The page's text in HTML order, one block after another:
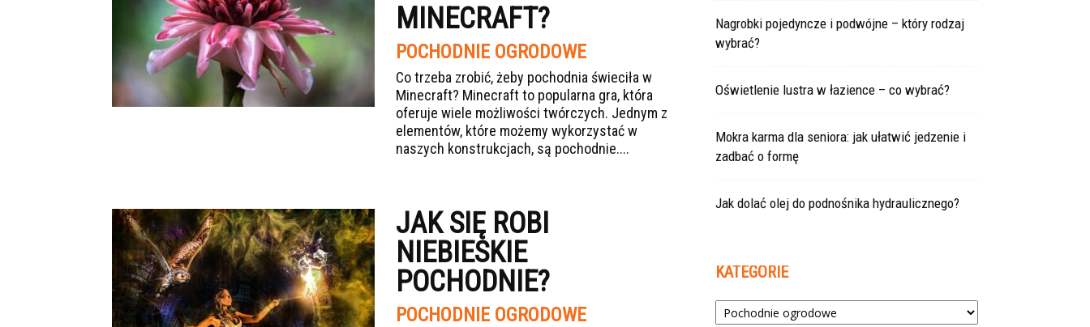
MINECRAFT?
POCHODNIE OGRODOWE
Co trzeba zrobić, żeby pochodnia świeciła w
Minecraft? Minecraft to popularna gra, która
oferuje wiele możliwości twórczych. Jednym z
elementów, które możemy wykorzystać w
naszych konstrukcjach, są pochodnie....
JAK SIĘ ROBI
NIEBIESKIE
POCHODNIE?
POCHODNIE OGRODOWE
Nagrobki pojedyncze i podwójne – który rodzaj
wybrać?
Oświetlenie lustra w łazience – co wybrać?
Mokra karma dla seniora: jak ułatwić jedzenie i
zadbać o formę
Jak dolać olej do podnośnika hydraulicznego?
KATEGORIE
Kategorie